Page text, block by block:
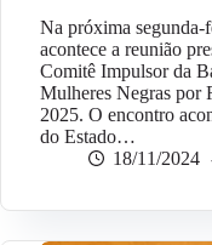
Na próxima segunda-
acontece a reunião
Comitê Impulsor da
Mulheres Negras por
2025. O encontro
do Estado…
18/11/2024